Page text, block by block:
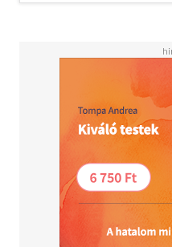
Parker S. Huntington egy
harcias örökösnő között
szerelem, vagy a sötétség
"Eszméletlen mestermű."
"Beleborzongtam." - She